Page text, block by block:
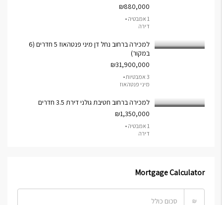
₪880,000
1 אמבטיה •
דירה
למכירה ברחוב נחל דן מיני פנטהאוז 5 חדרים (6
במקור)
₪31,900,000
3 אמבטיות •
מיני פנטהאוז
למכירה ברחוב חטיבת גולני דירת 3.5 חדרים
₪1,350,000
1 אמבטיה •
דירה
Mortgage Calculator
₪